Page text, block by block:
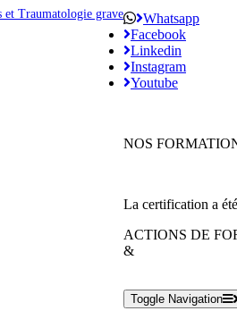
et Traumatologie grave
Whatsapp
Facebook
Linkedin
Instagram
Youtube
NOS
La certification a
ACTIONS DE
&
Toggle Navigation